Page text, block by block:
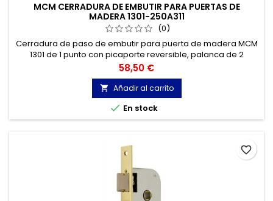
MCM CERRADURA DE EMBUTIR PARA PUERTAS DE
MADERA 1301-250A311
(0)
Cerradura de paso de embutir para puerta de madera MCM
1301 de 1 punto con picaporte reversible, palanca de 2
vueltas, cilindro de europerfil, manilla y distancia entre ejes
de 70mm.
Precio
58,50 €
 Añadir al carrito
 En stock
favorite_border